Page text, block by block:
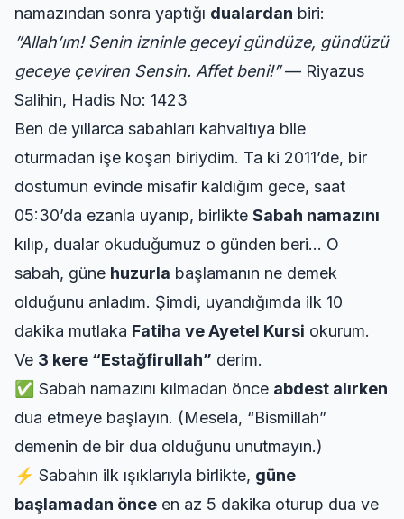
namazından sonra yaptığı dualardan biri:
”Allah’ım! Senin izninle geceyi gündüze, gündüzü
geceye çeviren Sensin. Affet beni!”— Riyazus
Salihin, Hadis No: 1423
Ben de yıllarca sabahları kahvaltıya bile
oturmadan işe koşan biriydim. Ta ki 2011’de, bir
dostumun evinde misafir kaldığım gece, saat
05:30’da ezanla uyanıp, birlikte Sabah namazını
kılıp, dualar okuduğumuz o günden beri… O
sabah, güne huzurla başlamanın ne demek
olduğunu anladım. Şimdi, uyandığımda ilk 10
dakika mutlaka Fatiha ve Ayetel Kursi okurum.
Ve 3 kere “Estağfirullah” derim.
✅ Sabah namazını kılmadan önce abdest alırken
dua etmeye başlayın. (Mesela, “Bismillah”
demenin de bir dua olduğunu unutmayın.)
⚡ Sabahın ilk ışıklarıyla birlikte, güne
başlamadan önce en az 5 dakika oturup dua ve